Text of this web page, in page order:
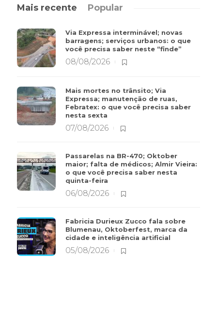
Mais recente Popular
Via Expressa interminável; novas
barragens; serviços urbanos: o que
você precisa saber neste “finde”
08/08/2026
Mais mortes no trânsito; Via
Expressa; manutenção de ruas,
Febratex: o que você precisa saber
nesta sexta
07/08/2026
Passarelas na BR-470; Oktober
maior; falta de médicos; Almir Vieira:
o que você precisa saber nesta
quinta-feira
06/08/2026
Fabricia Durieux Zucco fala sobre
Blumenau, Oktoberfest, marca da
cidade e inteligência artificial
05/08/2026